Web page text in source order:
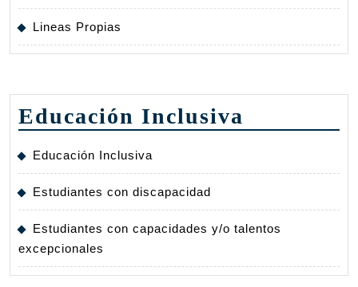
Lineas Propias
Educación Inclusiva
Educación Inclusiva
Estudiantes con discapacidad
Estudiantes con capacidades y/o talentos
excepcionales